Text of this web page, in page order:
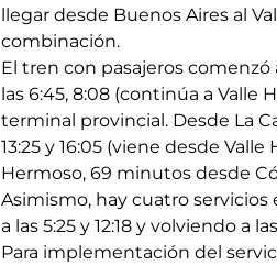
llegar desde Buenos Aires al
combinación.
El tren con pasajeros
las 6:45, 8:08 (continúa a Valle
terminal provincial. Desde La
13:25 y 16:05 (viene desde
Hermoso, 69 minutos desde
Asimismo, hay cuatro servicios
a las 5:25 y 12:18 y volviendo a las
Para implementación del